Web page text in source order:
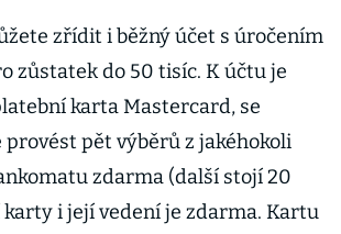
zřídit i běžný účet s úročením
zůstatek do 50 tisíc. K účtu je
karta Mastercard, se
pět výběrů z jakéhokoli
zdarma (další stojí 20
i její vedení je zdarma. Kartu